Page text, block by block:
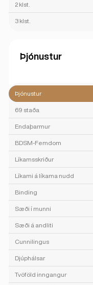
2 klst.
3 klst.
Þjónustur
Þjónustur
69 staða
Endaþarmur
BDSM-Femdom
Líkamsskriður
Líkami á líkama nudd
Binding
Sæði í munni
Sæði á andliti
Cunnilingus
Djúphálsar
Tvöföld inngangur